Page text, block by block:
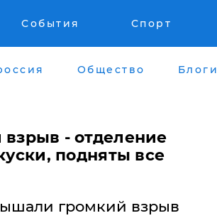
События Спорт
Общество Блоги
- отделение
подняты все
громкий взрыв